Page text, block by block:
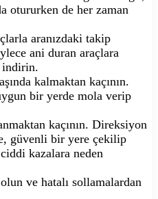
otururken de her zaman
aranızdaki takip
ani duran araçlara
indirin.
kalmaktan kaçının.
bir yerde mola verip
kaçının. Direksiyon
güvenli bir yere çekilip
kazalara neden
ve hatalı sollamalardan